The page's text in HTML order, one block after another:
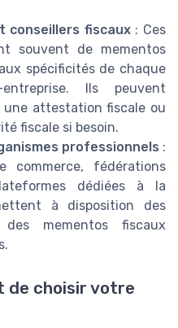
conseillers fiscaux: Ces
souvent de mementos
spécificités de chaque
Ils peuvent
attestation fiscale ou
fiscale si besoin.
professionnels :
commerce, fédérations
dédiées à la
à disposition des
mementos fiscaux
de choisir votre